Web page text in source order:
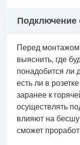
Перед
выяснить, где
понадобится ли
есть ли в
заранее к
осуществлять
влияют на
сможет